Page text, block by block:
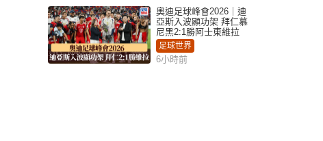
奧迪足球峰會2026｜迪
亞斯入波顯功架 拜仁慕
尼黑2:1勝阿士東維拉
足球世界
6小時前